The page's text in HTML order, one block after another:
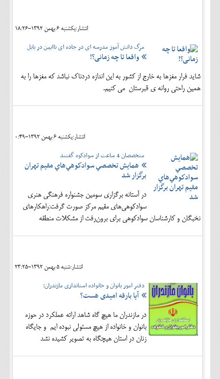
انتشار:يکشنبه 6 بهمن 1392-18:26
مرگ دانش آموز مدرسه ای در جاده ای ناایمن در بابل
واقعا تا چه زمانی؟!
شاید فرار مغزها به خارج از کشور به این اندازه دردناک نباشد که مغزها را به
همین راحتی روانه ی قبرستان می کنیم.
انتشار:يکشنبه 6 بهمن 1392-0:49
متخصصان 4 ساعت از سوادکوه گفتند
همايش تخصصي سوادكوهي‌هاي مقيم تهران
برگزار شد
در آستانه برگزاري سومين جشنواره فرهنگي هنري
سوادكوهي‌هاي مقيم مركز صورت گرفت:راهكارهاي
نخبگان و كارشناسان سوادكوهي براي برون‌رفت از مشكلات منطقه
انتشار:شنبه 5 بهمن 1392-23:25
دفتر امور بانوان و خانواده استانداری مازندران؛
آیا بارقه امیدی هست؟
در مازندران ما هیچ گاه شاهد ارائه عملکرد در حوزه
بانوان و خانواده از هیچ مسئولی نبوده ایم و جایگاه
زنان در استان هیچگاه به تصویر کشیده نشد